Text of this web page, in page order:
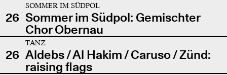
26
SOMMER IM SÜDPOL
Sommer im Südpol: Gemischter
Chor Obernau
26
TANZ
Aldebs / Al Hakim / Caruso / Zünd:
raising flags